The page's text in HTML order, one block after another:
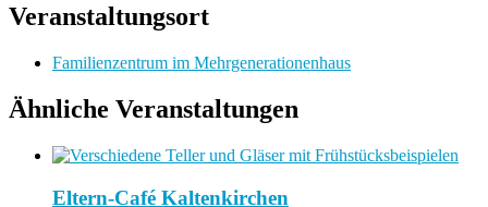
Veranstaltungsort
Familienzentrum im Mehrgenerationenhaus
Ähnliche Veranstaltungen
Eltern-Café Kaltenkirchen